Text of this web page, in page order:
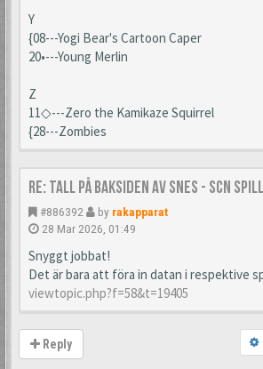
Y
{08---Yogi Bear's Cartoon Caper
20•---Young Merlin
Z
11◇---Zero the Kamikaze Squirrel
{28---Zombies
Re: Tall på baksiden av SNES - SCN spill
#886392 by rakapparat
28 Mar 2026, 01:49
Snyggt jobbat!
Det är bara att föra in datan i respektive
viewtopic.php?f=58&t=19405
Reply